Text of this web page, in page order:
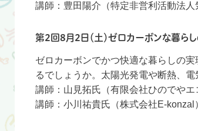
講師：豊田陽介（特定非営利活動法人
第2回8月2日（土）ゼロカーボンな暮ら
ゼロカーボンでかつ快適な暮らしの
るでしょうか。太陽光発電や断熱、
講師：山見拓氏（有限会社ひのでやエ
講師：小川祐貴氏（株式会社E-konzal